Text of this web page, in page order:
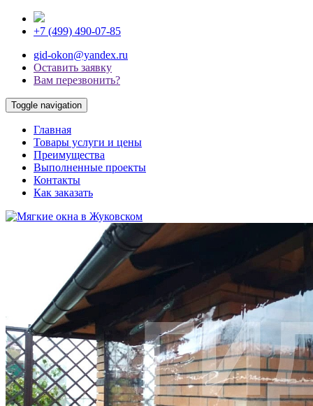
+7 (499) 490-07-85
gid-okon@yandex.ru
Оставить заявку
Вам перезвонить?
Toggle navigation
Главная
Товары услуги и цены
Преимущества
Выполненные проекты
Контакты
Как заказать